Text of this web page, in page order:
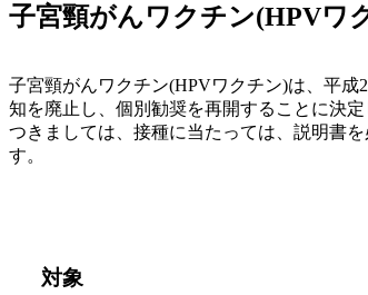
子宮頸がんワクチン(HPVワ
子宮頸がんワクチン(HPVワクチン)は、平成
知を廃止し、個別勧奨を再開することに決定
つきましては、接種に当たっては、説明書
す。
対象